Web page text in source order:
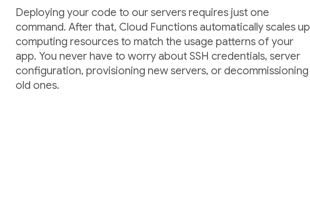
Deploying your code to our servers requires just one
command. After that, Cloud Functions automatically scales up
computing resources to match the usage patterns of your
app. You never have to worry about SSH credentials, server
configuration, provisioning new servers, or decommissioning
old ones.